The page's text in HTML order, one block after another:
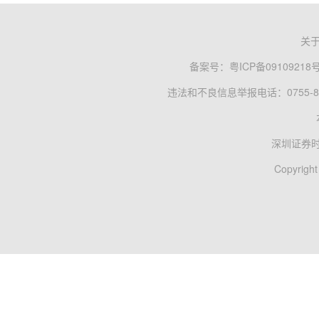
关
备案号： 粤ICP备09109218
违法和不良信息举报电话：0755-
深圳证券